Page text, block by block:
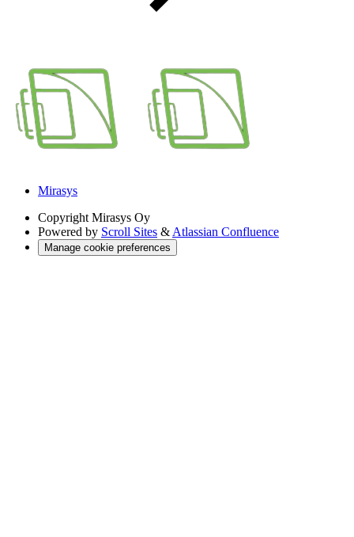
Mirasys
Copyright Mirasys Oy
Powered by Scroll Sites & Atlassian Confluence
Manage cookie preferences